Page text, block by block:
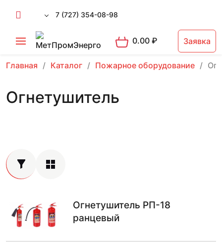
7 (727) 354-08-98
0.00₽ Заявка
Главная Каталог Пожарное оборудование
Огнетушитель
Огнетушитель РП-18
ранцевый